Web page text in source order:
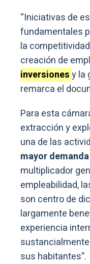
“Iniciativas de
fundamentales
la
creación de
inversionesy la
remarca el
Para esta
extracción y
una de las
mayor
multiplicador
empleabilidad,
son centro de
largamente
experiencia
sus habitantes”.